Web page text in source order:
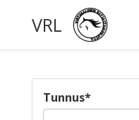
VRL
Tunnus*